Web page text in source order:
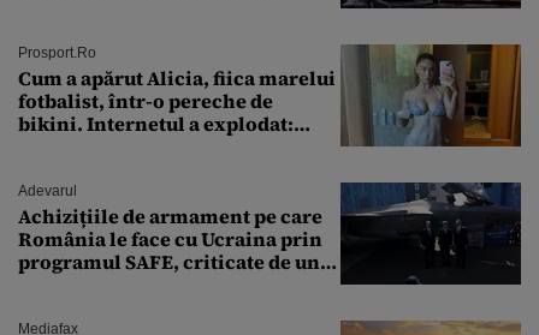
Prosport.ro
Cum a apărut Alicia, fiica marelui
fotbalist, într-o pereche de
bikini. Internetul a explodat:
Adevarul
Achizițiile de armament pe care
România le face cu Ucraina prin
programul SAFE, criticate de un
Mediafax